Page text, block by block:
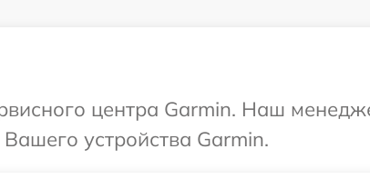
центра Garmin. Наш
устройства Garmin.